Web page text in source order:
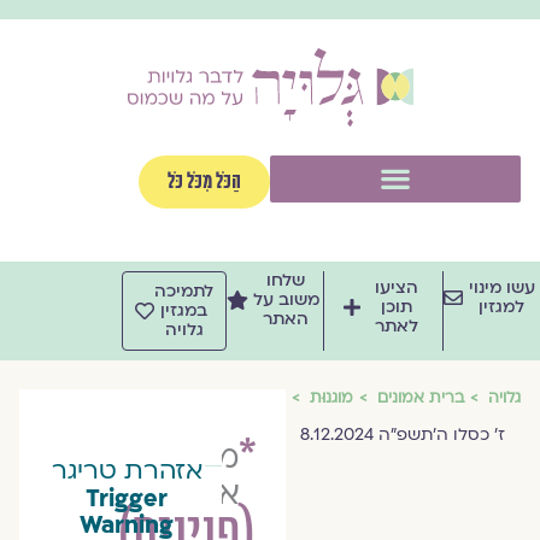
הַכֹּל מִכֹּל כֹּל
מינוי
למגזין
הציעו
תוכן
לאתר
שלחו
משוב על
האתר
לתמיכה
במגזין
גלויה
גלויה ברית אמונים מוגנוּת
ז׳ כסלו ה׳תשפ״ה 8.12.2024
*מוריה
אשכנזי
אזהרת טריגר
Trigger
Warning